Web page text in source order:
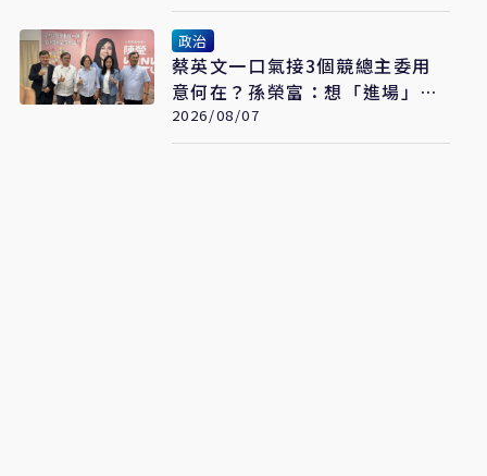
政治
蔡英文一口氣接3個競總主委用
意何在？孫榮富：想「進場」接
黨主席
2026/08/07